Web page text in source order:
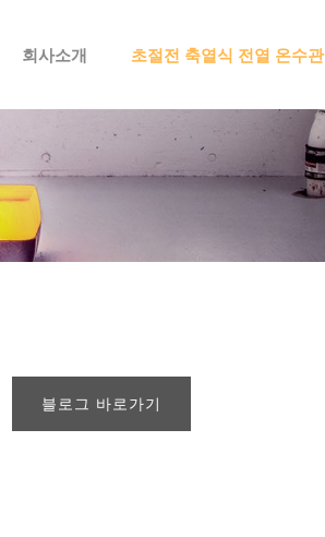
회사소개 초절전 축열식 전열 온수관
블로그 바로가기